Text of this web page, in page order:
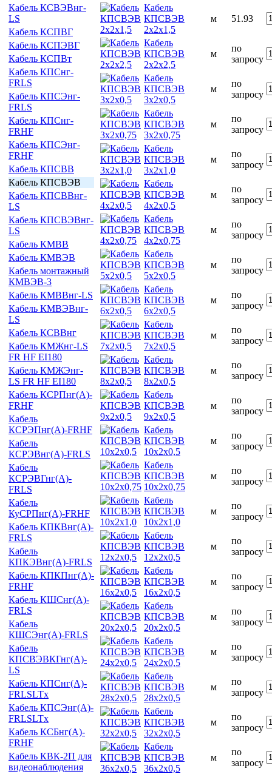
Кабель КСВЭВнг-
LS
Кабель КСПВГ
Кабель КСПЭВГ
Кабель КСПВт
Кабель КПСнг-
FRLS
Кабель КПСЭнг-
FRLS
Кабель КПСнг-
FRHF
Кабель КПСЭнг-
FRHF
Кабель КПСВВ
Кабель КПСВЭВ
Кабель КПСВВнг-
LS
Кабель КПСВЭВнг-
LS
Кабель КМВВ
Кабель КМВЭВ
Кабель монтажный
КМВЭВ-3
Кабель КМВВнг-LS
Кабель КМВЭВнг-
LS
Кабель КСВВнг
Кабель КМЖнг-LS
FR HF EI180
Кабель КМЖЭнг-
LS FR HF EI180
Кабель КСРПнг(А)-
FRHF
Кабель
КСРЭПнг(А)-FRHF
Кабель
КСРЭВнг(А)-FRLS
Кабель
КСРЭВГнг(А)-
FRLS
Кабель
КуСРПнг(А)-FRHF
Кабель КПКВнг(А)-
FRLS
Кабель
КПКЭВнг(А)-FRLS
Кабель КПКПнг(А)-
FRHF
Кабель КШСнг(А)-
FRLS
Кабель
КШСЭнг(А)-FRLS
Кабель
КПСВЭВКГнг(А)-
LS
Кабель КПСнг(А)-
FRLSLTx
Кабель КПСЭнг(А)-
FRLSLTx
Кабель КСБнг(А)-
FRHF
Кабель КВК-2П для
видеонаблюдения
Кабель
КПСВЭВ
2х2х1,5
м 51.93
Кабель
КПСВЭВ
2х2х2,5
м
по
запросу
Кабель
КПСВЭВ
3х2х0,5
м
по
запросу
Кабель
КПСВЭВ
3х2х0,75
м
по
запросу
Кабель
КПСВЭВ
3х2х1,0
м
по
запросу
Кабель
КПСВЭВ
4х2х0,5
м
по
запросу
Кабель
КПСВЭВ
4х2х0,75
м
по
запросу
Кабель
КПСВЭВ
5х2х0,5
м
по
запросу
Кабель
КПСВЭВ
6х2х0,5
м
по
запросу
Кабель
КПСВЭВ
7х2х0,5
м
по
запросу
Кабель
КПСВЭВ
8х2х0,5
м
по
запросу
Кабель
КПСВЭВ
9х2х0,5
м
по
запросу
Кабель
КПСВЭВ
10х2х0,5
м
по
запросу
Кабель
КПСВЭВ
10х2х0,75
м
по
запросу
Кабель
КПСВЭВ
10х2х1,0
м
по
запросу
Кабель
КПСВЭВ
12х2х0,5
м
по
запросу
Кабель
КПСВЭВ
16х2х0,5
м
по
запросу
Кабель
КПСВЭВ
20х2х0,5
м
по
запросу
Кабель
КПСВЭВ
24х2х0,5
м
по
запросу
Кабель
КПСВЭВ
28х2х0,5
м
по
запросу
Кабель
КПСВЭВ
32х2х0,5
м
по
запросу
Кабель
КПСВЭВ
36х2х0,5
м
по
запросу